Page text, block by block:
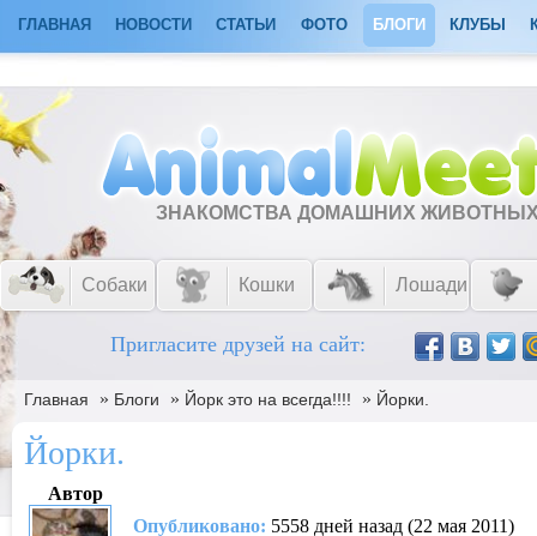
ГЛАВНАЯ НОВОСТИ СТАТЬИ ФОТО БЛОГИ КЛУБЫ
ЗНАКОМСТВА ДОМАШНИХ
Собаки Кошки Лошади
Пригласите друзей на сайт:
Главная » Блоги » Йорк это на всегда!!!! » Йорки.
Йорки.
Автор
Опубликовано: 5558 дней назад (22 мая 2011)